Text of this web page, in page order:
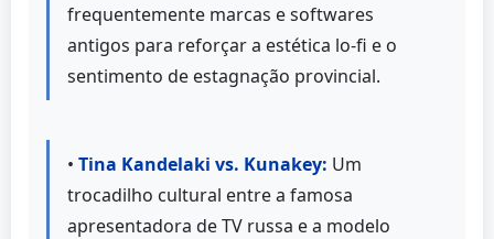
frequentemente marcas e softwares
antigos para reforçar a estética lo-fi e o
sentimento de estagnação provincial.
• Tina Kandelaki vs. Kunakey: Um
trocadilho cultural entre a famosa
apresentadora de TV russa e a modelo